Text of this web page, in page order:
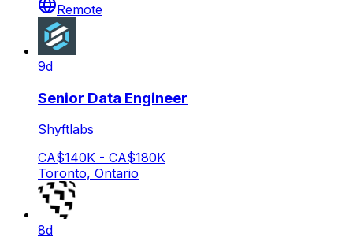
Remote
9d
Senior Data Engineer
Shyftlabs
CA$140K - CA$180K
Toronto, Ontario
8d